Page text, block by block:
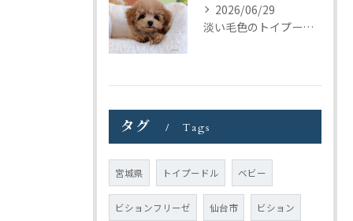
2026/06/29
淡い毛色のトイプードル女の子｜元気いっぱいの子犬が巣立ちました
タグ Tags
宮城県 トイプードル ベビー
ビションフリーゼ 仙台市 ビション